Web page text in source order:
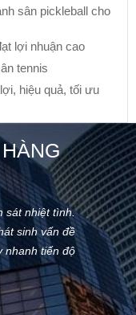
sân pickleball cho
lợi nhuận cao
tennis
hiệu quả, tối ưu
sát nhiệt tình.
sinh vấn đề
nhanh tiến độ